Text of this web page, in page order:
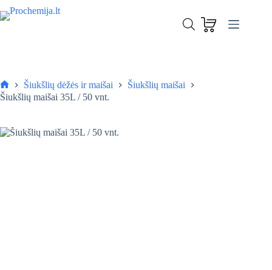
to
Pagrindinis
Šiukšlių dėžės ir maišai
Šiukšlių maišai
Šiukšlių maišai 35L / 50 vnt.